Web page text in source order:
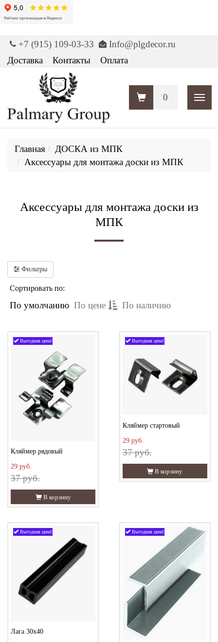
+7 (915) 109-03-33
Info@plgdecor.ru
Доставка
Контакты Оплата
0
Главная
ДОСКА из МПК
Аксессуары для монтажа доски из МПК
Аксессуары для монтажа доски из
МПК
Фильтры
Сортировать по:
По умолчанию По цене По наличию
Выгодная цена!
В корзину
Кляймер рядовый
37 руб.
29 руб.
Выгодная цена!
В корзину
Кляймер стартовый
37 руб.
29 руб.
Выгодная цена!
Лага 30х40
Выгодная цена!